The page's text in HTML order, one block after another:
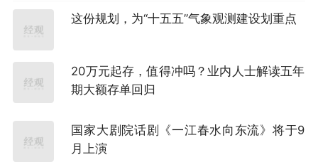
沪深300红利低波动ETF联接Y”三只基金产品的风
险等级由中高风险上调至高风险。同时，“西部利
灵活”等基金产品的风险等级由中风险上调至中高
风险。
随后，上海银行将其代销的“易方达原油证券投资
这份规划，为“十五五”气象观测建设划重点
20万元起存，值得冲吗？业内人士解读五年
期大额存单回归
国家大剧院话剧《一江春水向东流》将于9
月上演